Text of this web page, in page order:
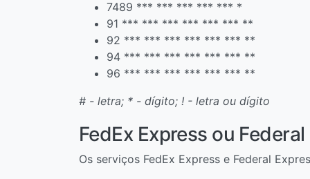
7489 *** *** *** *** *** *
91 *** *** *** *** *** *** **
92 *** *** *** *** *** *** **
94 *** *** *** *** *** *** **
96 *** *** *** *** *** *** **
# - letra; * - dígito; ! - letra ou dígito
FedEx Express ou
Os serviços FedEx Express e Federal